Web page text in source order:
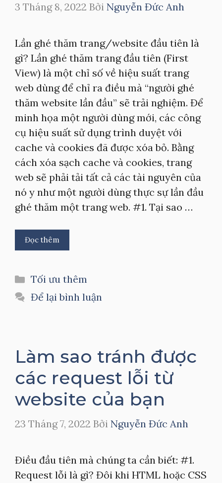
3 Tháng 8, 2022 Bởi Nguyễn Đức Anh
Lần ghé thăm trang/website đầu tiên là
gì? Lần ghé thăm trang đầu tiên (First
View) là một chỉ số về hiệu suất trang
web dùng để chỉ ra điều mà “người ghé
thăm website lần đầu” sẽ trải nghiệm. Để
minh họa một người dùng mới, các công
cụ hiệu suất sử dụng trình duyệt với
cache và cookies đã được xóa bỏ. Bằng
cách xóa sạch cache và cookies, trang
web sẽ phải tải tất cả các tài nguyên của
nó y như một người dùng thực sự lần đầu
ghé thăm một trang web. #1. Tại sao …
Đọc thêm
Danh
mục
Tối ưu thêm
Để lại bình luận
Làm sao tránh được
các request lỗi từ
website của bạn
23 Tháng 7, 2022 Bởi Nguyễn Đức Anh
Điều đầu tiên mà chúng ta cần biết: #1.
Request lỗi là gì? Đôi khi HTML hoặc CSS